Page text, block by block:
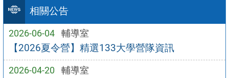
相關公告
2026-06-04 輔導室
【2026夏令營】精選133大學營隊資訊
2026-04-20 輔導室